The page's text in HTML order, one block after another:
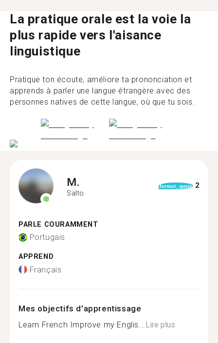
La pratique orale est la voie la
plus rapide vers l'aisance
linguistique
Pratique ton écoute, améliore ta prononciation et
apprends à parler une langue étrangère avec des
personnes natives de cette langue, où que tu sois.
M.
Salto
format_quote 2
PARLE COURAMMENT
Portugais
APPREND
Français
Mes objectifs d'apprentissage
Learn French Improve my Englis... Lire plus